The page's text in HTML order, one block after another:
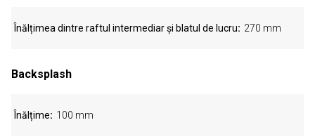
Înălțimea dintre raftul intermediar și blatul de lucru 270 mm
Backsplash
Înălțime 100 mm